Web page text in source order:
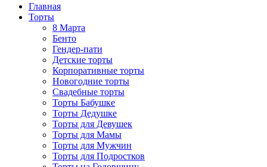
Главная
Торты
8 Марта
Бенто
Гендер-пати
Детские торты
Корпоративные торты
Новогодние торты
Свадебные торты
Торты Бабушке
Торты Дедушке
Торты для Девушек
Торты для Мамы
Торты для Мужчин
Торты для Подростков